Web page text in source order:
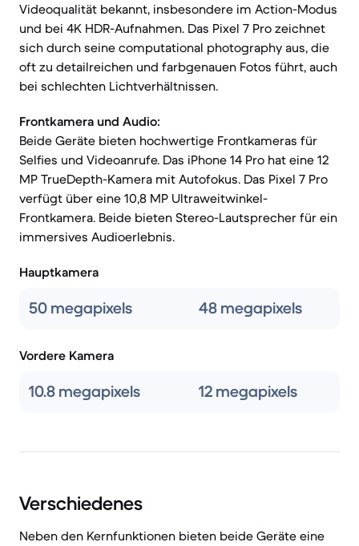
Videoqualität bekannt, insbesondere im Action-Modus
und bei 4K HDR-Aufnahmen. Das Pixel 7 Pro zeichnet
sich durch seine computational photography aus, die
oft zu detailreichen und farbgenauen Fotos führt, auch
bei schlechten Lichtverhältnissen.
Frontkamera und Audio:
Beide Geräte bieten hochwertige Frontkameras für
Selfies und Videoanrufe. Das iPhone 14 Pro hat eine 12
MP TrueDepth-Kamera mit Autofokus. Das Pixel 7 Pro
verfügt über eine 10,8 MP Ultraweitwinkel-
Frontkamera. Beide bieten Stereo-Lautsprecher für ein
immersives Audioerlebnis.
Hauptkamera
50 megapixels 48 megapixels
Vordere Kamera
10.8 megapixels 12 megapixels
Verschiedenes
Neben den Kernfunktionen bieten beide Geräte eine